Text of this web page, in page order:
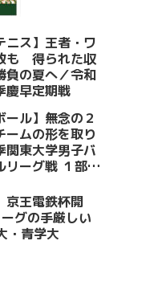
ニス】王者・ワ
も 得られた収
負の夏へ／令和
慶早定期戦
ール】無念の２
ームの形を取り
関東大学男子バ
リーグ戦 １部・
京王電鉄杯開
グの手厳しい
・青学大